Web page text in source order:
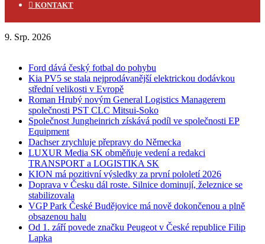
KONTAKT
9. Srp. 2026
Ford dává český fotbal do pohybu
Kia PV5 se stala nejprodávanější elektrickou dodávkou
střední velikosti v Evropě
Roman Hrubý novým General Logistics Managerem
společnosti PST CLC Mitsui-Soko
Společnost Jungheinrich získává podíl ve společnosti EP
Equipment
Dachser zrychluje přepravy do Německa
LUXUR Media SK obměňuje vedení a redakci
TRANSPORT a LOGISTIKA SK
KION má pozitivní výsledky za první pololetí 2026
Doprava v Česku dál roste. Silnice dominují, železnice se
stabilizovala
VGP Park České Budějovice má nově dokončenou a plně
obsazenou halu
Od 1. září povede značku Peugeot v České republice Filip
Lapka